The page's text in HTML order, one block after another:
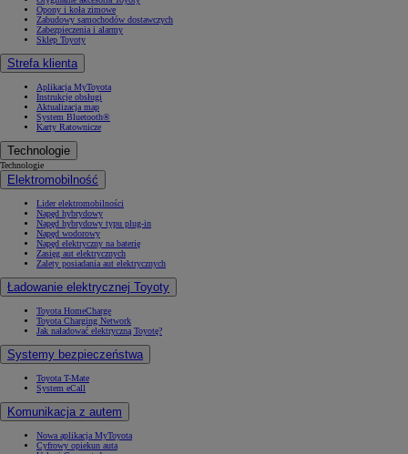
Opony i koła zimowe
Zabudowy samochodów dostawczych
Zabezpieczenia i alarmy
Sklep Toyoty
Strefa klienta
Aplikacja MyToyota
Instrukcje obsługi
Aktualizacja map
System Bluetooth®
Karty Ratownicze
Technologie
Technologie
Elektromobilność
Lider elektromobilności
Napęd hybrydowy
Napęd hybrydowy typu plug-in
Napęd wodorowy
Napęd elektryczny na baterię
Zasięg aut elektrycznych
Zalety posiadania aut elektrycznych
Ładowanie elektrycznej Toyoty
Toyota HomeCharge
Toyota Charging Network
Jak naładować elektryczną Toyotę?
Systemy bezpieczeństwa
Toyota T-Mate
System eCall
Komunikacja z autem
Nowa aplikacja MyToyota
Cyfrowy opiekun auta